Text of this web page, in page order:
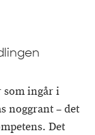
som ingår i
noggrant – det
Det